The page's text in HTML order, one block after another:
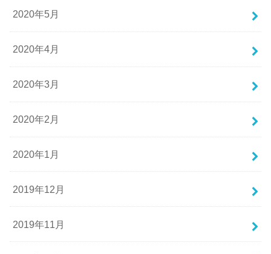
2020年5月
2020年4月
2020年3月
2020年2月
2020年1月
2019年12月
2019年11月